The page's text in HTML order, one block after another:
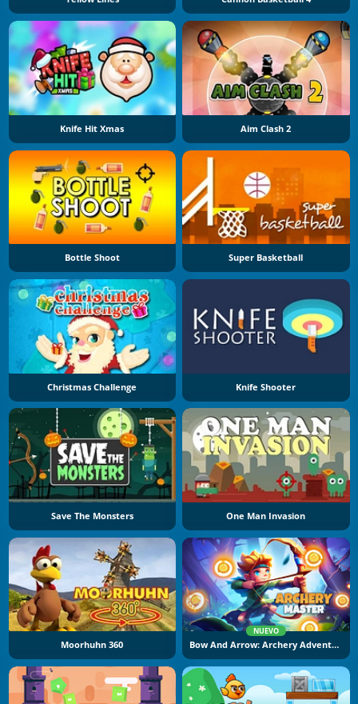
Knife Hit Xmas Aim Clash 2
Bottle Shoot Super Basketball
Christmas Challenge Knife Shooter
Save The Monsters One Man Invasion
Moorhuhn 360
NUEVO
Bow And Arrow: Archery Adventure